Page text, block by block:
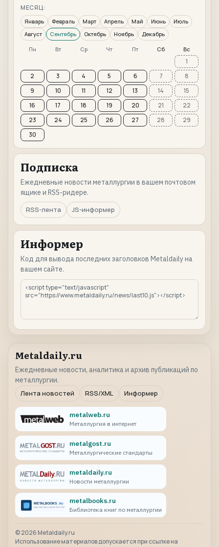
МЕСЯЦ:
Январь Февраль Март Апрель Май Июнь
Июль
Август
Сентябрь Октябрь Ноябрь Декабрь
Пн Вт Ср Чт Пт Сб Вс
1
2
3 4 5 6 7
8
9
10 11 12 13 14
15
16
17 18 19 20 21
22
23
24 25 26 27 28
29
30
Подписка
Ежедневные новости металлургии в вашем почтовом
ящике и RSS-ридере.
RSS-лента
JS-информер
Информер
Код для вывода последних заголовков Metaldaily на
вашем сайте.
Metaldaily.ru
Ежедневные новости, аналитика и архив публикаций по
металлургии.
Лента новостей
RSS/XML Информер
metalweb.ru
Металлургия в интернет
metalgost.ru
Металлургические стандарты
metaldaily.ru
Новости металлургии
metalbooks.ru
Библиотека книг по металлургии
©2026 Metaldaily.ru
Использование материалов допускается при ссылке на